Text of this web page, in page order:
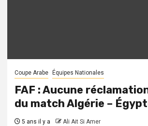
Coupe Arabe Équipes Nationales
FAF : Aucune
du match Algérie –
5 ans il y a Ali Ait Si Amer